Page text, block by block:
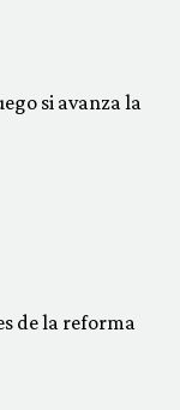
si avanza la
de la reforma